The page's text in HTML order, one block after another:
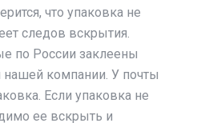
что упаковка не
следов вскрытия.
по России заклеены
нашей компании. У почты
Если упаковка не
ее вскрыть и